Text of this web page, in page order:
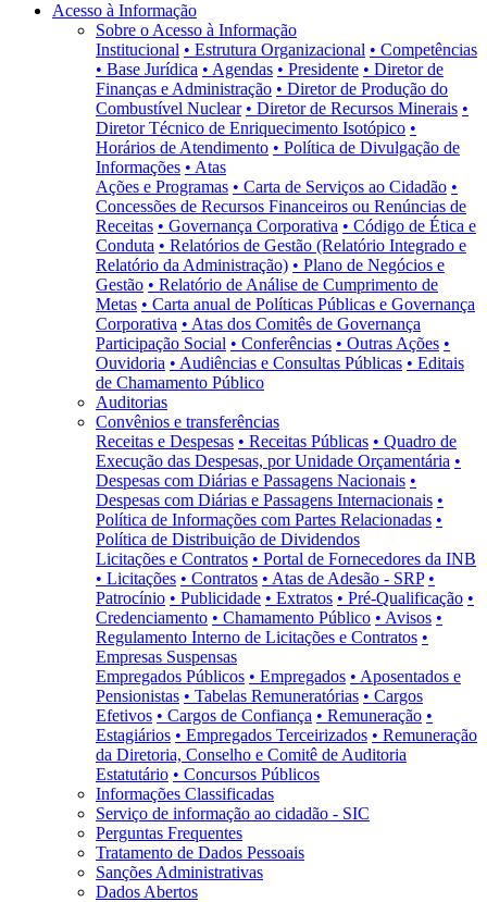
Acesso à Informação
Sobre o Acesso à Informação
Institucional • Estrutura Organizacional • Competências
• Base Jurídica • Agendas • Presidente • Diretor de
Finanças e Administração • Diretor de Produção do
Combustível Nuclear • Diretor de Recursos Minerais •
Diretor Técnico de Enriquecimento Isotópico •
Horários de Atendimento • Política de Divulgação de
Informações • Atas
Ações e Programas • Carta de Serviços ao Cidadão •
Concessões de Recursos Financeiros ou Renúncias de
Receitas • Governança Corporativa • Código de Ética e
Conduta • Relatórios de Gestão (Relatório Integrado e
Relatório da Administração) • Plano de Negócios e
Gestão • Relatório de Análise de Cumprimento de
Metas • Carta anual de Políticas Públicas e Governança
Corporativa • Atas dos Comitês de Governança
Participação Social • Conferências • Outras Ações •
Ouvidoria • Audiências e Consultas Públicas • Editais
de Chamamento Público
Auditorias
Convênios e transferências
Receitas e Despesas • Receitas Públicas • Quadro de
Execução das Despesas, por Unidade Orçamentária •
Despesas com Diárias e Passagens Nacionais •
Despesas com Diárias e Passagens Internacionais •
Política de Informações com Partes Relacionadas •
Política de Distribuição de Dividendos
Licitações e Contratos • Portal de Fornecedores da INB
• Licitações • Contratos • Atas de Adesão - SRP •
Patrocínio • Publicidade • Extratos • Pré-Qualificação •
Credenciamento • Chamamento Público • Avisos •
Regulamento Interno de Licitações e Contratos •
Empresas Suspensas
Empregados Públicos • Empregados • Aposentados e
Pensionistas • Tabelas Remuneratórias • Cargos
Efetivos • Cargos de Confiança • Remuneração •
Estagiários • Empregados Terceirizados • Remuneração
da Diretoria, Conselho e Comitê de Auditoria
Estatutário • Concursos Públicos
Informações Classificadas
Serviço de informação ao cidadão - SIC
Perguntas Frequentes
Tratamento de Dados Pessoais
Sanções Administrativas
Dados Abertos